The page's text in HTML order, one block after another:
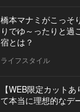
橋本マナミがこっそ
りでゆ～ったりと過
宿とは？
ライフスタイル
【WEB限定カット
て本当に理想的なデ